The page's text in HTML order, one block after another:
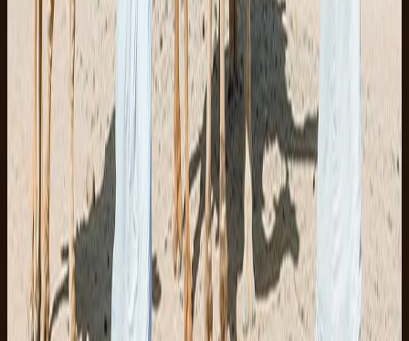
Super Safari Sharm El Sheikh
Quad, kamel, beduincamp og Sinai-solnedgang
Moderat
EUR 25
Sinai-valg
Sharm El Sheikh
Jeep safari Sinai-bjerge Sharm
En dag i 4x4 gennem Sinai-canyons og beduinstier